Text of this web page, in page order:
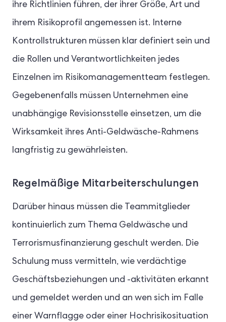
ihre Richtlinien führen, der ihrer Größe, Art und
ihrem Risikoprofil angemessen ist. Interne
Kontrollstrukturen müssen klar definiert sein und
die Rollen und Verantwortlichkeiten jedes
Einzelnen im Risikomanagementteam festlegen.
Gegebenenfalls müssen Unternehmen eine
unabhängige Revisionsstelle einsetzen, um die
Wirksamkeit ihres Anti-Geldwäsche-Rahmens
langfristig zu gewährleisten.
Regelmäßige Mitarbeiterschulungen
Darüber hinaus müssen die Teammitglieder
kontinuierlich zum Thema Geldwäsche und
Terrorismusfinanzierung geschult werden. Die
Schulung muss vermitteln, wie verdächtige
Geschäftsbeziehungen und -aktivitäten erkannt
und gemeldet werden und an wen sich im Falle
einer Warnflagge oder einer Hochrisikosituation